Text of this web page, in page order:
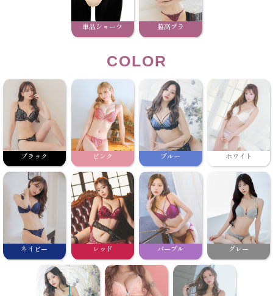
単品ショーツ 脇高ブラ
COLOR
ブラック ピンク ブルー ホワイト
ネイビー レッド パープル グレー